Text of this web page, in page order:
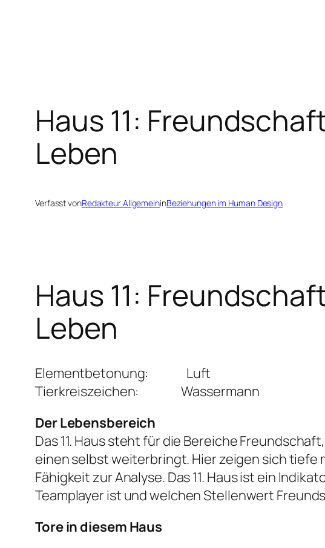
Haus 11:
Leben
Verfasst vonRedakteur AllgemeininBeziehungen im Human Design
Haus 11:
Leben
Elementbetonung: Luft
Tierkreiszeichen: Wassermann
Der Lebensbereich
Das 11. Haus steht für die Bereiche
einen selbst weiterbringt. Hier zeigen sich tiefe
Fähigkeit zur Analyse. Das 11. Haus ist ein
Teamplayer ist und welchen Stellenwert
Tore in diesem Haus